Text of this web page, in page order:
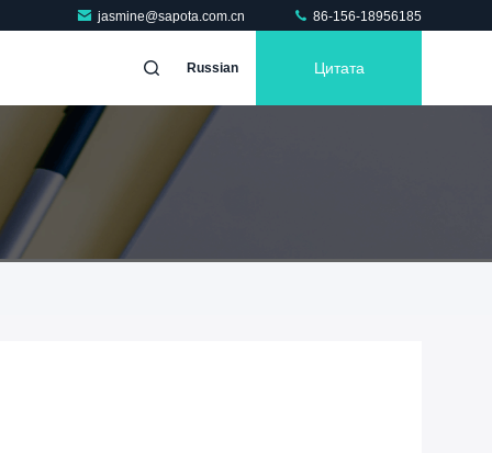
jasmine@sapota.com.cn 86-156-18956185
Russian Цитата